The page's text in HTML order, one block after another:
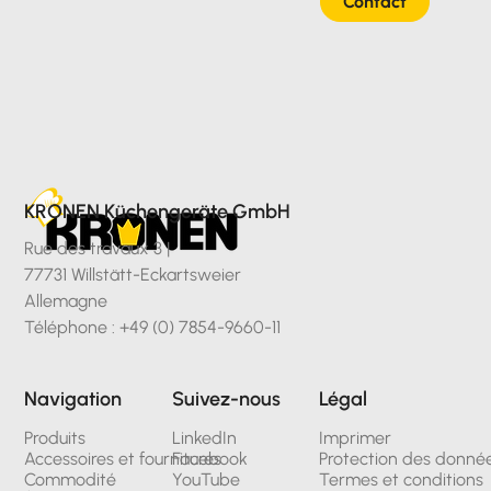
KRONEN Küchengeräte GmbH
Rue des travaux 3 |
77731 Willstätt-Eckartsweier
Allemagne
Téléphone : +49 (0) 7854-9660-11
Navigation
Produits
Accessoires et fournitures
Commodité
Suivez-nous
LinkedIn
Facebook
YouTube
Légal
Imprimer
Protection des
Termes et conditions